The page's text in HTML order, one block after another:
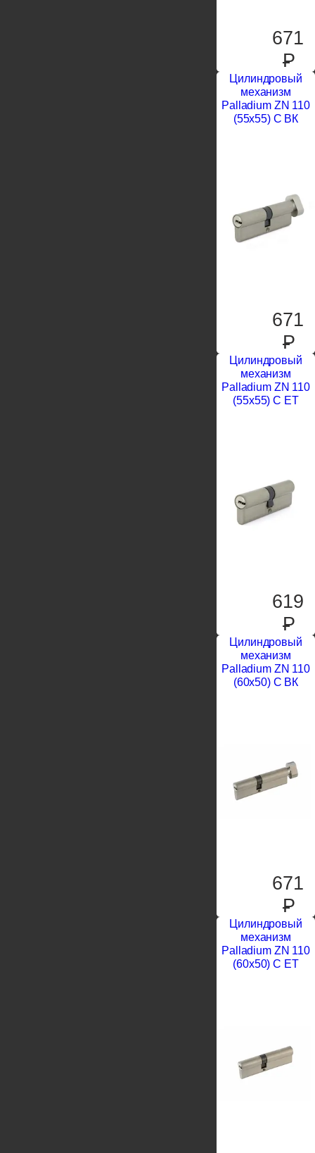
671
P
Цилиндровый
механизм
Palladium ZN 110
(55х55) C ВК
671
P
Цилиндровый
механизм
Palladium ZN 110
(55х55) C ЕТ
619
P
Цилиндровый
механизм
Palladium ZN 110
(60х50) C ВК
671
P
Цилиндровый
механизм
Palladium ZN 110
(60х50) C ЕT